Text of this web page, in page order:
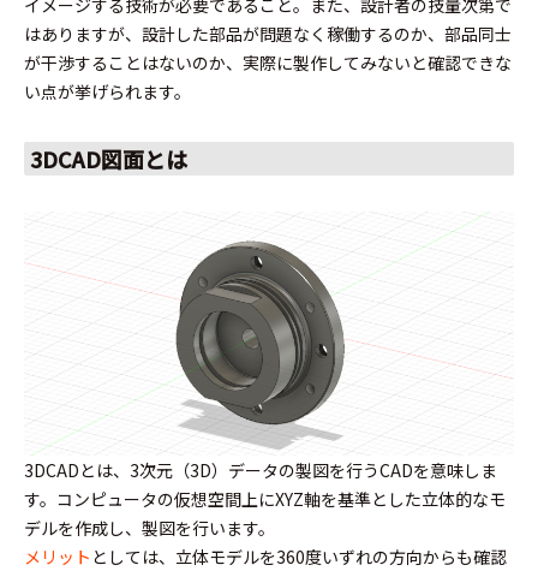
イメージする技術が必要であること。また、設計者の技量次第で
はありますが、設計した部品が問題なく稼働するのか、部品同士
が干渉することはないのか、実際に製作してみないと確認できな
い点が挙げられます。
3DCAD図面とは
3DCADとは、3次元（3D）データの製図を行うCADを意味しま
す。コンピュータの仮想空間上にXYZ軸を基準とした立体的なモ
デルを作成し、製図を行います。
メリット としては、立体モデルを360度いずれの方向からも確認